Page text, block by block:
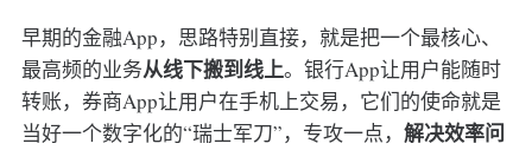
早期的金融App，思路特别直接，就是把一个最核心、
最高频的业务从线下搬到线上。银行App让用户能随时
转账，券商App让用户在手机上交易，它们的使命就是
当好一个数字化的“瑞士军刀”，专攻一点， 解决效率问